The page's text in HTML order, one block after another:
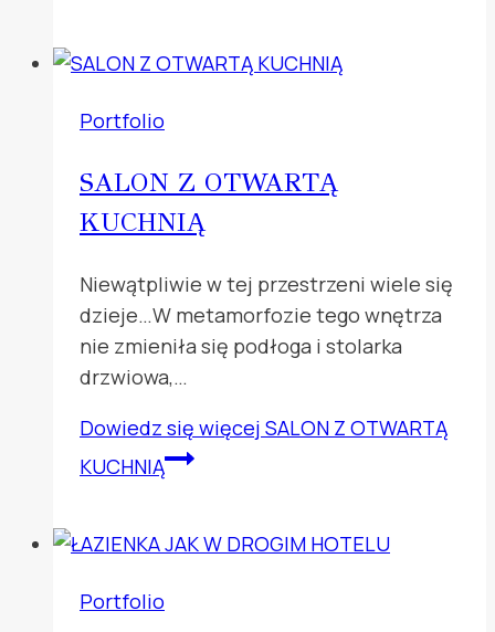
Portfolio
SALON Z OTWARTĄ
KUCHNIĄ
Niewątpliwie w tej przestrzeni wiele się
dzieje…W metamorfozie tego wnętrza
nie zmieniła się podłoga i stolarka
drzwiowa,…
Dowiedz się więcej SALON Z OTWARTĄ
KUCHNIĄ
Portfolio